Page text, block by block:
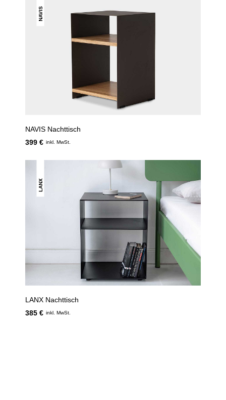
NAVIS
NAVIS Nachttisch
399 € inkl. MwSt.
LANX
LANX Nachttisch
385 € inkl. MwSt.